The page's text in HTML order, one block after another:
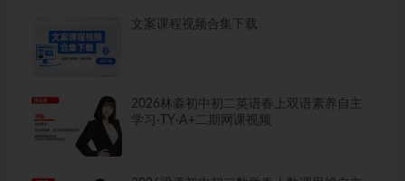
文案课程视频合集下载
2026林淼初中初二英语春上双语素养自主
学习·TY·A+二期网课视频